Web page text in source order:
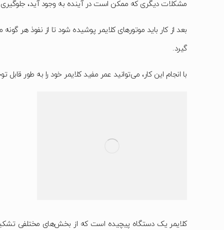
مشکلات دیگری که ممکن است در آینده به وجود آید،
بعد از کار باید موتور‌های کلایمر پوشیده شود تا از نفوذ
گیرد.
با انجام این کار، می‌توانید عمر مفید کلایمر خود را به طور
کلایمر یک دستگاه پیچیده است که از بخش‌های مختلفی